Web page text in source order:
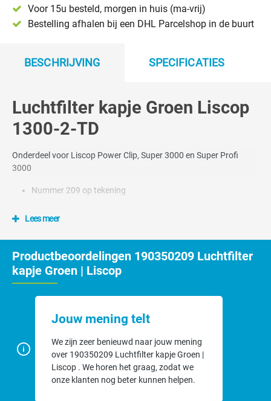
Voor 15u besteld, morgen in huis (ma-vrij)
Bestelling afhalen bij een DHL Parcelshop in de buurt
BESCHRIJVING SPECIFICATIES
Luchtfilter kapje Groen Liscop
1300-2-TD
Onderdeel voor Liscop Power Clip, Super 3000 en Super Profi
3000
Nummer 209 op tekening
Lees meer
Productbeoordelingen 190350209 Luchtfilter
kapje Groen | Liscop
Jouw mening telt
We zijn zeer benieuwd naar jouw mening
over 190350209 Luchtfilter kapje Groen |
Liscop . We horen het graag, zodat we
onze klanten nog beter kunnen helpen.